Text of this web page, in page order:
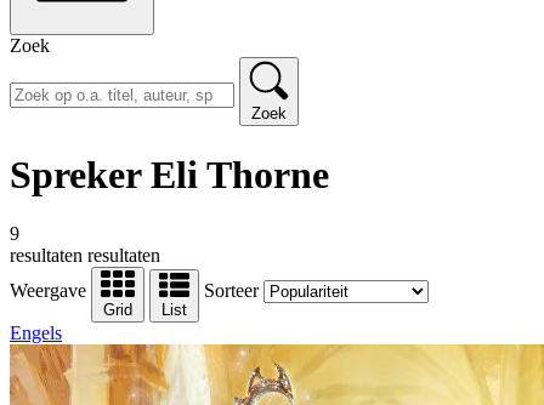
Zoek
Zoek
Spreker Eli Thorne
9
resultaten resultaten
Weergave
Grid List
Sorteer
Engels